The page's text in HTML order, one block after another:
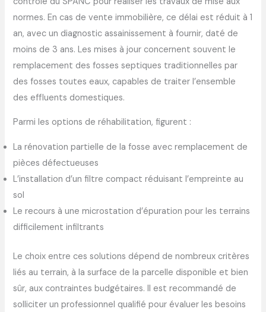
normes. En cas de vente immobilière, ce délai est réduit à 1
an, avec un diagnostic assainissement à fournir, daté de
moins de 3 ans. Les mises à jour concernent souvent le
remplacement des fosses septiques traditionnelles par
des fosses toutes eaux, capables de traiter l’ensemble
des effluents domestiques.
Parmi les options de réhabilitation, figurent :
La rénovation partielle de la fosse avec remplacement de
pièces défectueuses
L’installation d’un filtre compact réduisant l’empreinte au
sol
Le recours à une microstation d’épuration pour les terrains
difficilement infiltrants
Le choix entre ces solutions dépend de nombreux critères
liés au terrain, à la surface de la parcelle disponible et bien
sûr, aux contraintes budgétaires. Il est recommandé de
solliciter un professionnel qualifié pour évaluer les besoins